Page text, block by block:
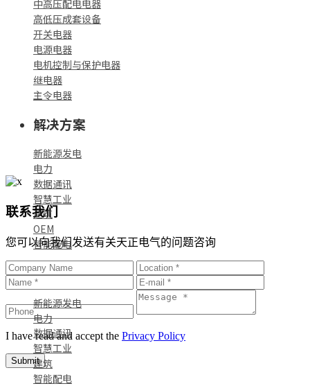
中高压配电电器
高低压成套设备
开关电器
电源电器
电机控制与保护电器
继电器
主令电器
解决方案
新能源发电
电力
数据通讯
智慧工业
建筑
OEM
智能配电
标杆案例
新能源发电
电力
数据通讯
智慧工业
建筑
智能配电
联系我们
您可以向我们发送有关天正电气的问题咨询
I have read and accept the Privacy Policy
Submit